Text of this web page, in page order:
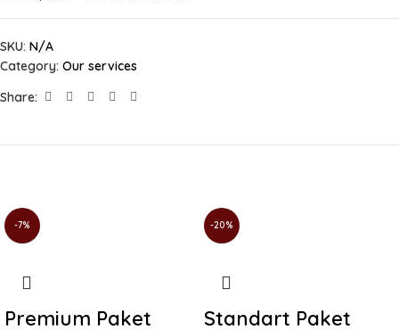
SKU: N/A
Category: Our services
Share:
-7%
Premium Paket
-20%
Standart Paket